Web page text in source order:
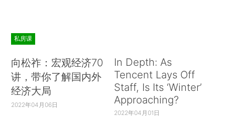
私房课
向松祚：宏观经济70
讲，带你了解国内外
经济大局
2022年04月06日
In Depth: As
Tencent Lays Off
Staff, Is Its ‘Winter’
Approaching?
2022年04月01日